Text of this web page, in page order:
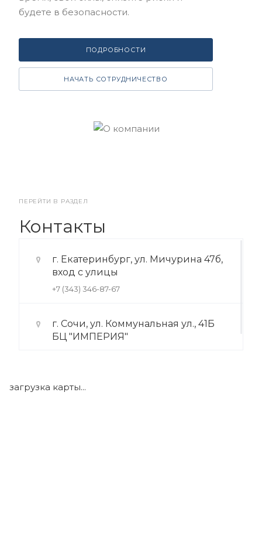
будете в безопасности.
ПОДРОБНОСТИ
НАЧАТЬ СОТРУДНИЧЕСТВО
ПЕРЕЙТИ В РАЗДЕЛ
Контакты
г. Екатеринбург, ул. Мичурина 47б,
вход с улицы
+7 (343) 346-87-67
г. Сочи, ул. Коммунальная ул., 41Б
БЦ "ИМПЕРИЯ"
загрузка карты...